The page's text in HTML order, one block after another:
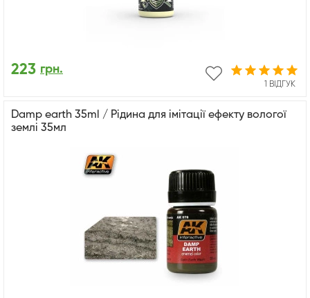
1 ВІДГУК
223 грн.
Damp earth 35ml / Рідина для імітації ефекту вологої
землі 35мл